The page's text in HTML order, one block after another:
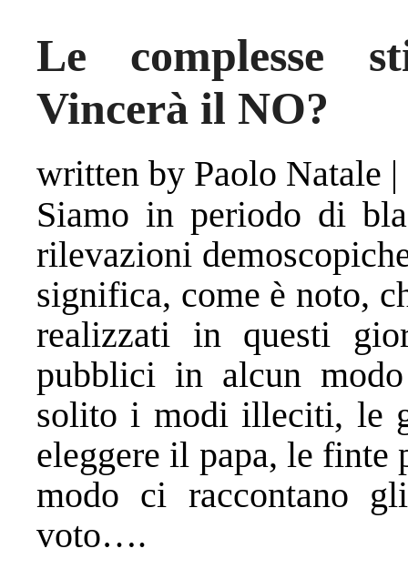
Le complesse
Vincerà il NO?
written by Paolo Natale |
Siamo in periodo di
rilevazioni
significa, come è noto,
realizzati in questi
pubblici in alcun
solito i modi illeciti, le
eleggere il papa, le finte
modo ci raccontano
voto….